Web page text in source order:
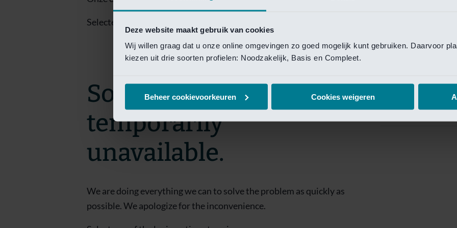
Deze website maakt gebruik van cookies
Wij willen graag dat u onze online omgevingen zo goed mogelijk kunt gebruiken. Daarvoor
kiezen uit drie soorten profielen: Noodzakelijk, Basis en Compleet.
Beheer cookievoorkeuren Cookies weigeren
Van Lanschot
Selecteer een van de login opties om toegang te krijgen.
Sorry! This page is
temporarily
unavailable.
We are doing everything we can to solve the problem as quickly as
possible. We apologize for the inconvenience.